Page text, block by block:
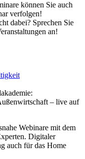
können Sie auch
verfolgen!
dabei? Sprechen Sie
an!
– live auf
Webinare mit dem
Digitaler
auch für das Home